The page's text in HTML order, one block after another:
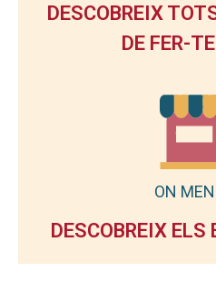
DESCOBREIX
DE FER-
ON
DESCOBREIX